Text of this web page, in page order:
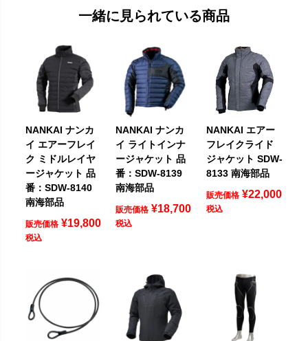
一緒に見られている商品
NANKAI ナンカ
イ エアーフレイ
ク ミドルレイヤ
ージャケット 品
番：SDW-8140
南海部品
販売価格 ¥19,800
税込
NANKAI ナンカ
イ ライトインナ
ージャケット 品
番：SDW-8139
南海部品
販売価格 ¥18,700
税込
NANKAI エアー
フレイクライド
ジャケット SDW-
8133 南海部品
販売価格 ¥22,000
税込